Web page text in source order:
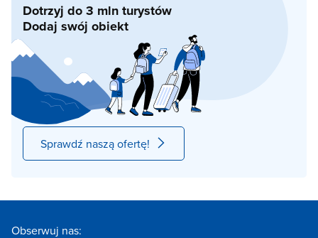
Dotrzyj do 3 mln turystów
Dodaj swój obiekt
Sprawdź naszą ofertę!
Obserwuj nas: